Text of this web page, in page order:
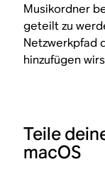
Musikordner
geteilt zu
Netzwerkpfad
hinzufügen
Teile
macOS